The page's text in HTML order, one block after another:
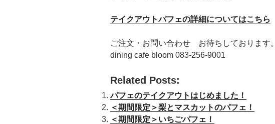
テイクアウトパフェの詳細についてはこちら
ご注文・お問い合わせ お待ちしております。
dining cafe bloom 083-256-9001
Related Posts:
パフェのテイクアウトはじめました！
＜期間限定＞梨とマスカットのパフェ！
＜期間限定＞いちごパフェ！